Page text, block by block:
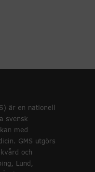
är en nationell
svensk
med
GMS utgörs
och
Lund,